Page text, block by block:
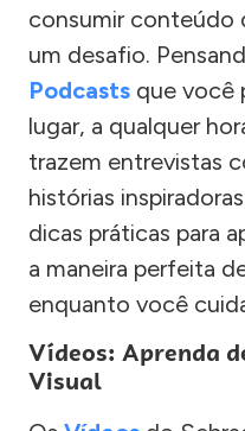
consumir conteúdo
um desafio.
Podcasts que você
lugar, a qualquer
trazem entrevistas
histórias
dicas práticas para
a maneira perfeita
enquanto você
Vídeos: Aprenda
Visual